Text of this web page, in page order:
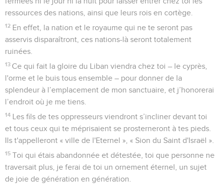
ressources des nations, ainsi que leurs rois en cortège.
12 En effet, la nation et le royaume qui ne te seront pas
asservis disparaîtront, ces nations-là seront totalement
ruinées.
13 Ce qui fait la gloire du Liban viendra chez toi – le cyprès,
l'orme et le buis tous ensemble – pour donner de la
splendeur à l’emplacement de mon sanctuaire, et j’honorerai
l’endroit où je me tiens.
14 Les fils de tes oppresseurs viendront s’incliner devant toi
et tous ceux qui te méprisaient se prosterneront à tes pieds.
Ils t'appelleront « ville de l'Eternel », « Sion du Saint d'Israël ».
15 Toi qui étais abandonnée et détestée, toi que personne ne
traversait plus, je ferai de toi un ornement éternel, un sujet
de joie de génération en génération.